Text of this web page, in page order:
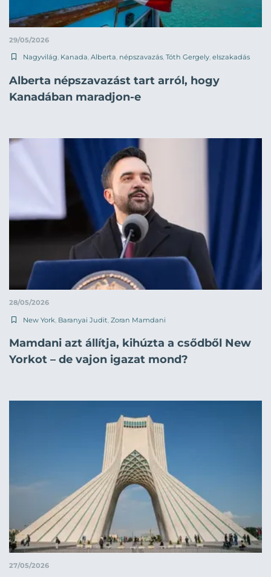
29/05/2026
Nagyvilág, Kanada, Alberta, népszavazás, Tóth Gergely, elszakadás
Alberta népszavazást tart arról, hogy
Kanadában maradjon-e
28/05/2026
New York Baranyai Judit Zoran Mamdani
Mamdani azt állítja, kihúzta a csődből New
Yorkot – de vajon igazat mond?
27/05/2026